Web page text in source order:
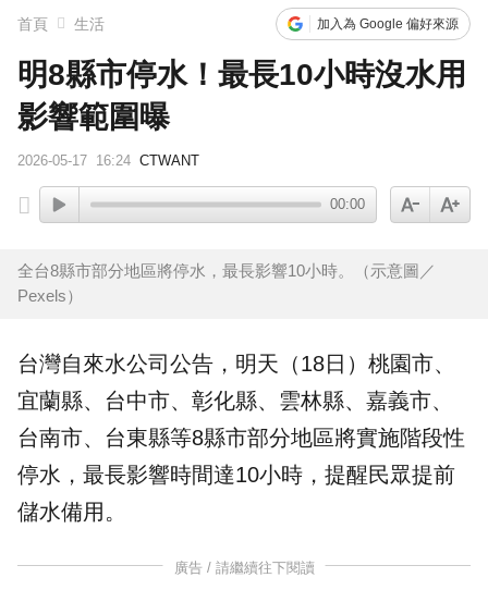
首頁 生活 加入為 Google 偏好來源
明8縣市停水！最長10小時沒水用
影響範圍曝
2026-05-17 16:24 CTWANT
00:00
全台8縣市部分地區將停水，最長影響10小時。（示意圖／
Pexels）
台灣自來水公司 公告，明天（18日）桃園市、
宜蘭縣、台中市、彰化縣、雲林縣、嘉義市、
台南市、台東縣等8縣市部分地區將實施階段性
停水 ，最長影響時間達10小時，提醒民眾提前
儲水備用。
廣告 / 請繼續往下閱讀